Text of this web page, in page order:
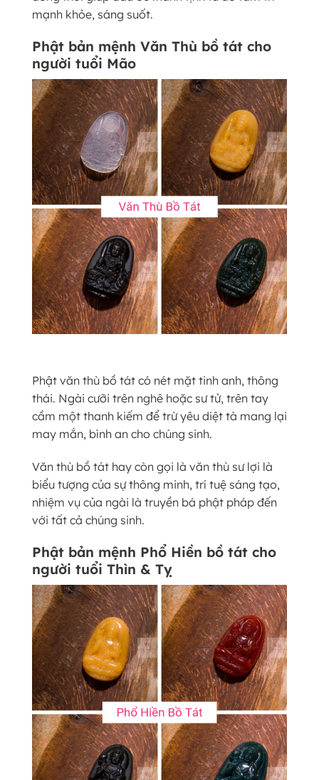
mạnh khỏe, sáng suốt.
Phật bản mệnh Văn Thù bồ tát cho
người tuổi Mão
Phật văn thù bồ tát có nét mặt tinh anh, thông
thái. Ngài cưỡi trên nghê hoặc sư tử, trên tay
cầm một thanh kiếm để trừ yêu diệt tà mang lại
may mắn, bình an cho chúng sinh.
Văn thù bồ tát hay còn gọi là văn thù sư lợi là
biểu tượng của sự thông minh, trí tuệ sáng tạo,
nhiệm vụ của ngài là truyền bá phật pháp đến
với tất cả chúng sinh.
Phật bản mệnh Phổ Hiền bồ tát cho
người tuổi Thìn & Tỵ